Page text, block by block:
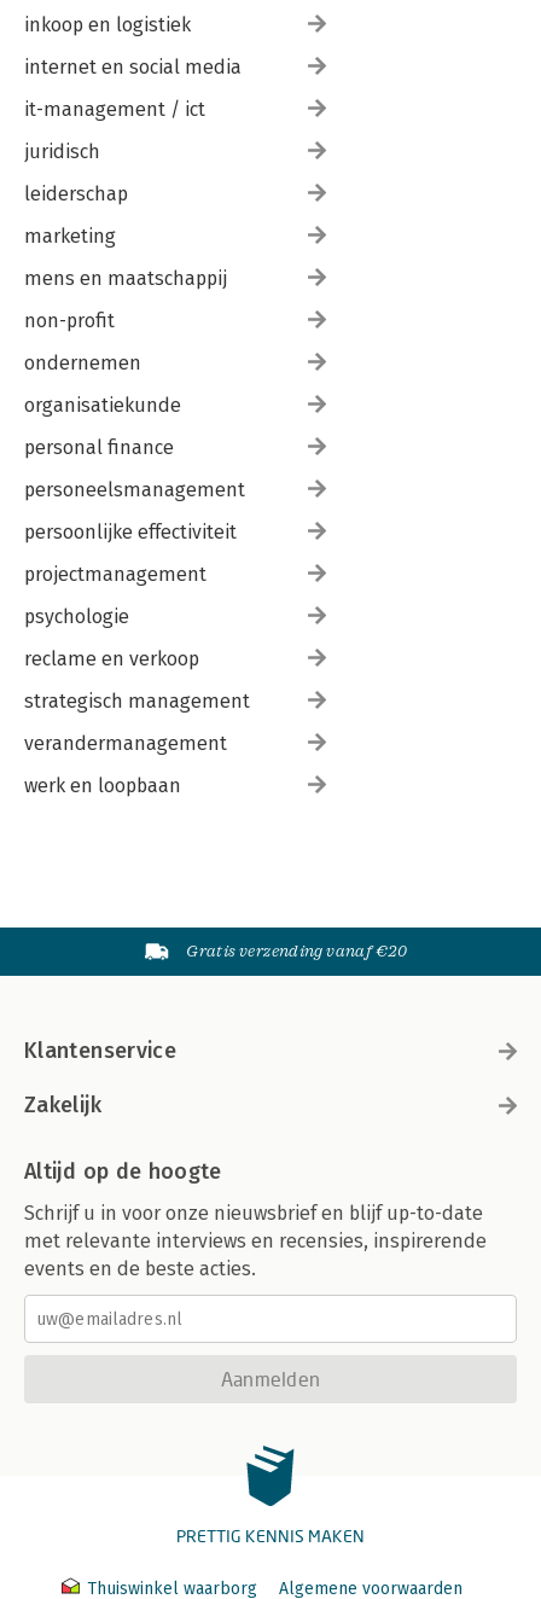
inkoop en logistiek
internet en social media
it-management / ict
juridisch
leiderschap
marketing
mens en maatschappij
non-profit
ondernemen
organisatiekunde
personal finance
personeelsmanagement
persoonlijke effectiviteit
projectmanagement
psychologie
reclame en verkoop
strategisch management
verandermanagement
werk en loopbaan
Gratis verzending vanaf €20
Klantenservice
Zakelijk
Altijd op de hoogte
Schrijf u in voor onze nieuwsbrief en blijf up-to-date
met relevante interviews en recensies, inspirerende
events en de beste acties.
Aanmelden
PRETTIG KENNIS MAKEN
Thuiswinkel waarborg Algemene voorwaarden